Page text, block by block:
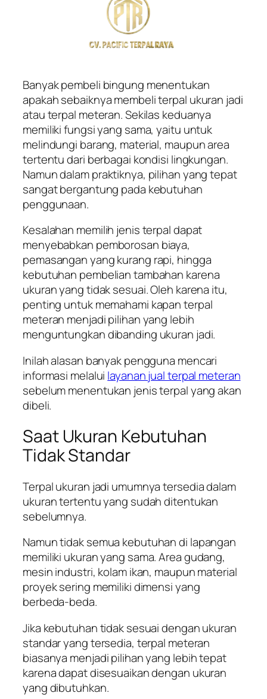
Banyak pembeli bingung menentukan
apakah sebaiknya membeli terpal ukuran jadi
atau terpal meteran. Sekilas keduanya
memiliki fungsi yang sama, yaitu untuk
melindungi barang, material, maupun area
tertentu dari berbagai kondisi lingkungan.
Namun dalam praktiknya, pilihan yang tepat
sangat bergantung pada kebutuhan
penggunaan.
Kesalahan memilih jenis terpal dapat
menyebabkan pemborosan biaya,
pemasangan yang kurang rapi, hingga
kebutuhan pembelian tambahan karena
ukuran yang tidak sesuai. Oleh karena itu,
penting untuk memahami kapan terpal
meteran menjadi pilihan yang lebih
menguntungkan dibanding ukuran jadi.
Inilah alasan banyak pengguna mencari
informasi melalui layanan jual terpal meteran
sebelum menentukan jenis terpal yang akan
dibeli.
Saat Ukuran Kebutuhan
Tidak Standar
Terpal ukuran jadi umumnya tersedia dalam
ukuran tertentu yang sudah ditentukan
sebelumnya.
Namun tidak semua kebutuhan di lapangan
memiliki ukuran yang sama. Area gudang,
mesin industri, kolam ikan, maupun material
proyek sering memiliki dimensi yang
berbeda-beda.
Jika kebutuhan tidak sesuai dengan ukuran
standar yang tersedia, terpal meteran
biasanya menjadi pilihan yang lebih tepat
karena dapat disesuaikan dengan ukuran
yang dibutuhkan.